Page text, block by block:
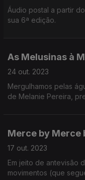
Áudio postal a partir
sua 6ª edição.
As Melusinas à
24 out. 2023
Mergulhamos pelas
de Melanie Pereira,
Merce by Merce
17 out. 2023
Em jeito de antevisão
movimentos (que